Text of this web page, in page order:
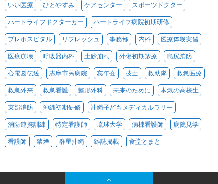
いい医療 ひとやすみ ケアセンター スポーツドクター
ハートライフドクターカー ハートライフ病院初期研修
プレホスピタル リフレッシュ 事務部 内科 医療体験実習
医療崩壊 呼吸器内科 土砂崩れ 外傷初期診療 島尻消防
心電図伝送 志摩市民病院 忘年会 技士 救助隊 救急医療
救急外来 救急看護 整形外科 未来のために 本気の高校生
東部消防 沖縄初期研修 沖縄子どもメディカルラリー
消防連携訓練 特定看護師 琉球大学 病棟看護師 病院見学
看護師 禁煙 群星沖縄 雑誌掲載 食堂とまと